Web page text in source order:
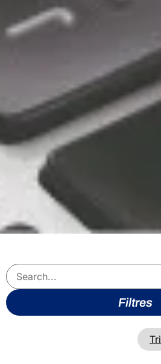
Filtres